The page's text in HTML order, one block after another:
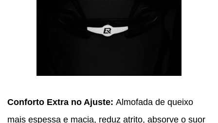
Conforto Extra no Ajuste: Almofada de queixo
mais espessa e macia, reduz atrito, absorve o suor